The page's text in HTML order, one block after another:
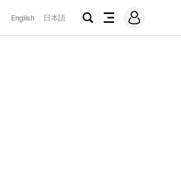
English 日本語
검
전
메
그